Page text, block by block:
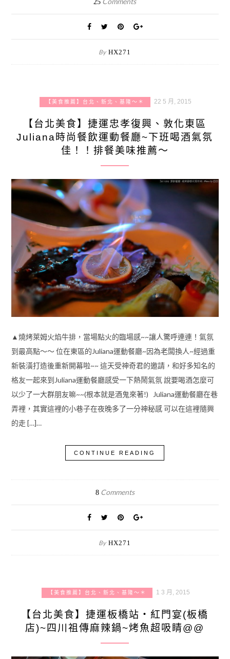
25
By HX271
【美食推薦】台北、新北、基隆～＊ 22 5 月, 2015
【台北美食】捷運忠孝復興、敦化東區
Juliana時尚餐飲運動餐廳~下班喝酒氣氛
佳！！排餐美味推薦～
▲燒烤萊姆火焰牛排，當場點火的臨場感~~讓人驚呼連連！氣氛
到最高點～～ 位在東區的Juliana運動餐廳~因為老闆換人~經過重
新裝潢打造後重新開幕啦~~ 這天受神奇君的邀請，和好多知名的
格友一起來到Juliana運動餐廳感受一下熱鬧氣氛 說要喝酒怎麼可
以少了一大群朋友嘛~~(根本就是酒鬼來著!) Juliana運動餐廳在巷
弄裡，其實這裡的小巷子在夜晚多了一分神秘感 可以在這裡隨興
的走 […]…
CONTINUE READING
8Comments
By HX271
【美食推薦】台北、新北、基隆～＊ 1 3 月, 2015
【台北美食】捷運板橋站‧紅門宴(板橋
店)~四川祖傳麻辣鍋~烤魚超吸睛@@